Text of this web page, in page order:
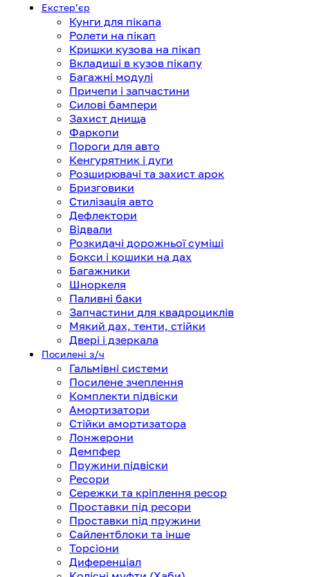
Екстерʼєр
Кунги для пікапа
Ролети на пікап
Кришки кузова на пікап
Вкладиші в кузов пікапу
Багажні модулі
Причепи і запчастини
Силові бампери
Захист днища
Фаркопи
Пороги для авто
Кенгурятник і дуги
Розширювачі та захист арок
Бризговики
Стилізація авто
Дефлектори
Відвали
Розкидачі дорожньої суміші
Бокси і кошики на дах
Багажники
Шноркеля
Паливні баки
Запчастини для квадроциклів
Мякий дах, тенти, стійки
Двері і дзеркала
Посилені з/ч
Гальмівні системи
Посилене зчеплення
Комплекти підвіски
Амортизатори
Стійки амортизатора
Лонжерони
Демпфер
Пружини підвіски
Ресори
Сережки та кріплення ресор
Проставки під ресори
Проставки під пружини
Сайлентблоки та інше
Торсіони
Диференціал